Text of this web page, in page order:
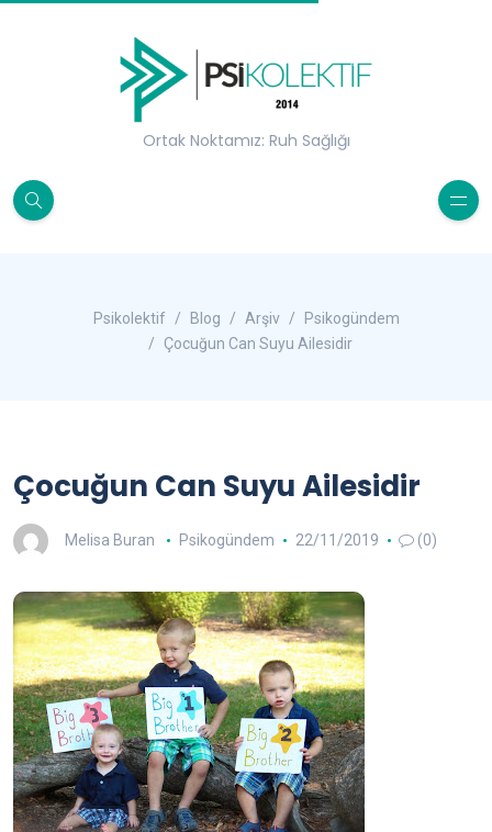
Ortak Noktamız: Ruh Sağlığı
Psikolektif Blog Arşiv
Psikogündem
Çocuğun Can Suyu Ailesidir
Çocuğun Can Suyu Ailesidir
Melisa Buran Psikogündem 22/11/2019 (0)